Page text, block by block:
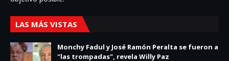
LAS MÁS VISTAS
Monchy Fadul y José Ramón Peralta se fueron a
"las trompadas", revela Willy Paz